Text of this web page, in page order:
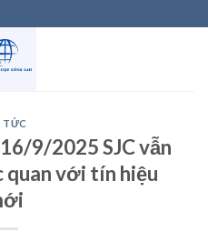
TỨC
9/2025 SJC vẫn
quan với tín hiệu